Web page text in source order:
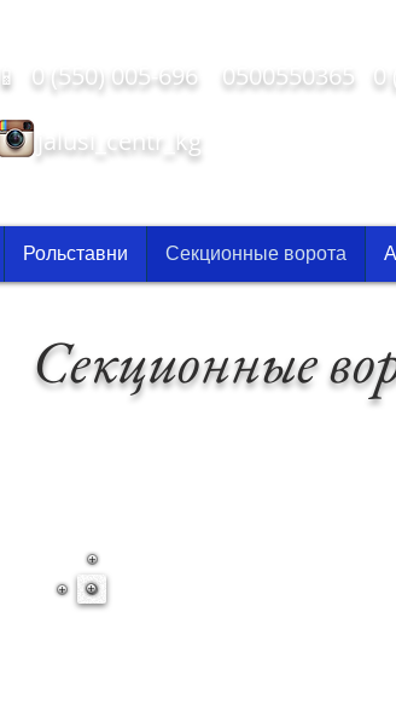
Рольставни Секционные ворота
📱 0 (550) 005-696 0500550365 0
jalusi_centr_kg
Секционные